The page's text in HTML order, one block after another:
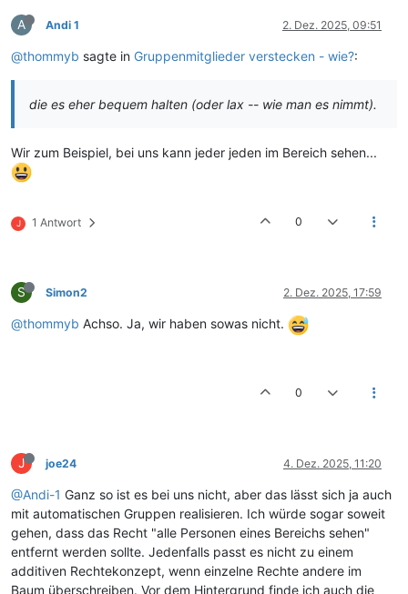
A Andi 1 2. Dez. 2025, 09:51
@thommyb sagte in Gruppenmitglieder verstecken - wie?:
die es eher bequem halten (oder lax -- wie man es nimmt).
Wir zum Beispiel, bei uns kann jeder jeden im Bereich sehen...
J 1 Antwort 0
S Simon2 2. Dez. 2025, 17:59
@thommyb Achso. Ja, wir haben sowas nicht.
0
J joe24 4. Dez. 2025, 11:20
@Andi-1 Ganz so ist es bei uns nicht, aber das lässt sich ja auch
mit automatischen Gruppen realisieren. Ich würde sogar soweit
gehen, dass das Recht "alle Personen eines Bereichs sehen"
entfernt werden sollte. Jedenfalls passt es nicht zu einem
additiven Rechtekonzept, wenn einzelne Rechte andere im
Baum überschreiben. Vor dem Hintergrund finde ich auch die